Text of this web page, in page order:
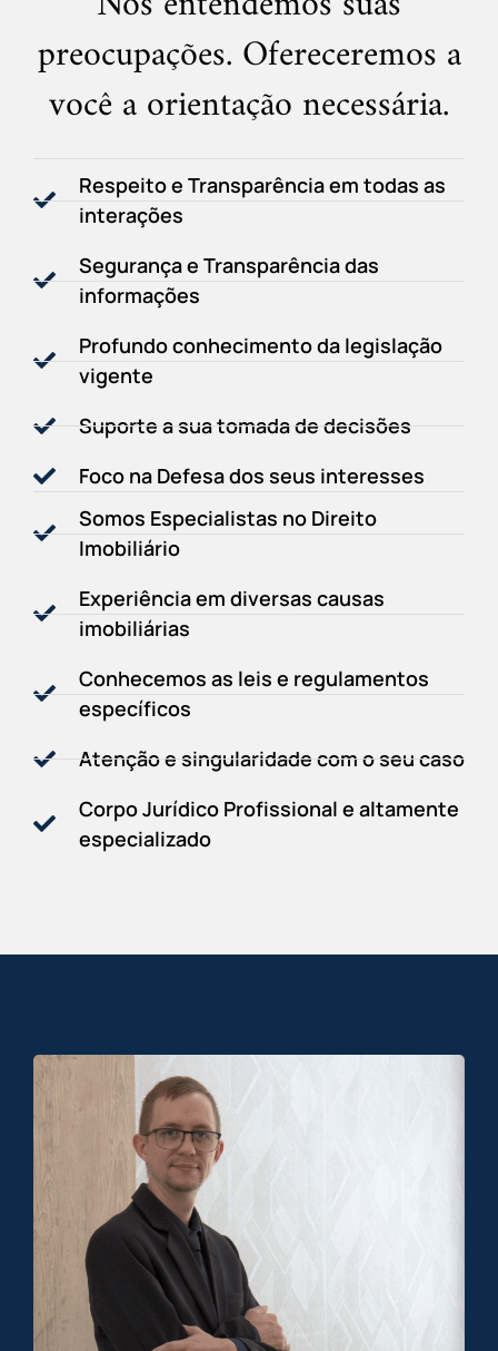
preocupações. Ofereceremos a
você a orientação necessária.
Respeito e Transparência em todas as
interações
Segurança e Transparência das
informações
Profundo conhecimento da legislação
vigente
Suporte a sua tomada de decisões
Foco na Defesa dos seus interesses
Somos Especialistas no Direito
Imobiliário
Experiência em diversas causas
imobiliárias
Conhecemos as leis e regulamentos
específicos
Atenção e singularidade com o seu caso
Corpo Jurídico Profissional e altamente
especializado